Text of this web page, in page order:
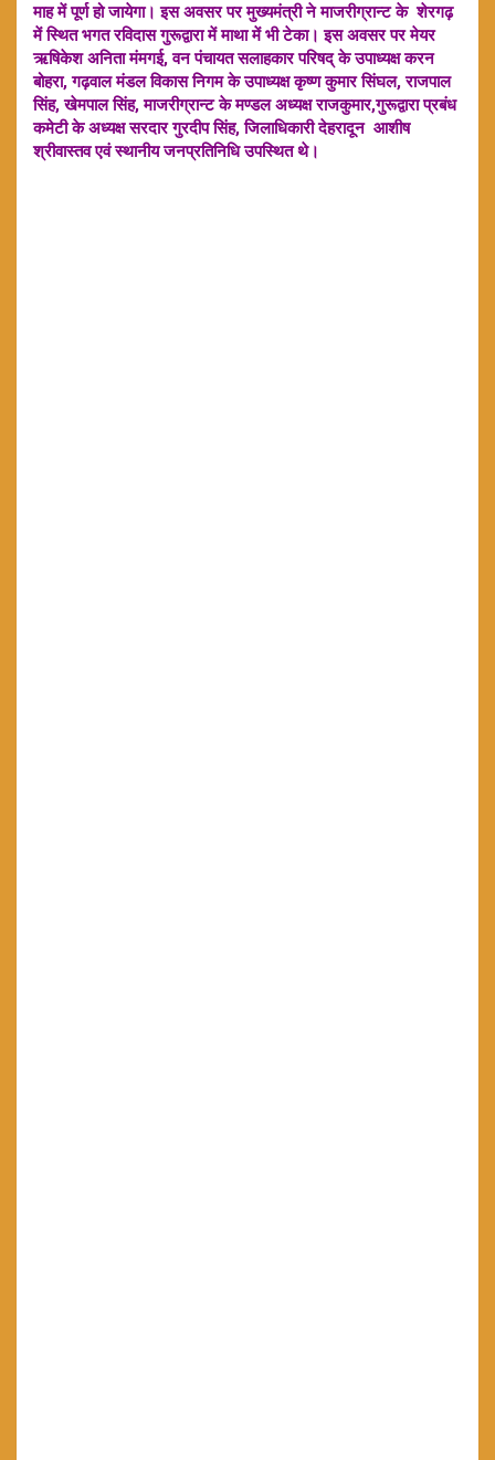
माह में पूर्ण हो जायेगा। इस अवसर पर मुख्यमंत्री ने माजरीग्रान्ट के शेरगढ़
में स्थित भगत रविदास गुरूद्वारा में माथा में भी टेका। इस अवसर पर मेयर
ऋषिकेश अनिता मंमगई, वन पंचायत सलाहकार परिषद् के उपाध्यक्ष करन
बोहरा, गढ़वाल मंडल विकास निगम के उपाध्यक्ष कृष्ण कुमार सिंघल, राजपाल
सिंह, खेमपाल सिंह, माजरीग्रान्ट के मण्डल अध्यक्ष राजकुमार,गुरूद्वारा प्रबंध
कमेटी के अध्यक्ष सरदार गुरदीप सिंह, जिलाधिकारी देहरादून आशीष
श्रीवास्तव एवं स्थानीय जनप्रतिनिधि उपस्थित थे।